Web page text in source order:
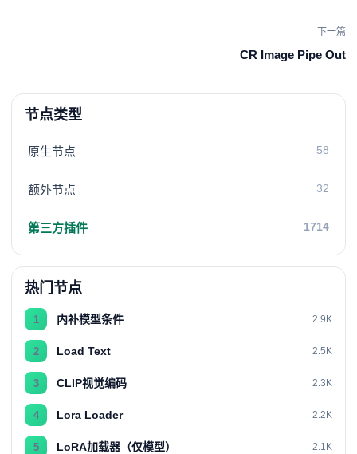
下一篇
CR Image Pipe Out
节点类型
原生节点 58
额外节点 32
第三方插件 1714
热门节点
1 内补模型条件 2.9K
2 Load Text 2.5K
3 CLIP视觉编码 2.3K
4 Lora Loader 2.2K
5 LoRA加载器（仅模型） 2.1K